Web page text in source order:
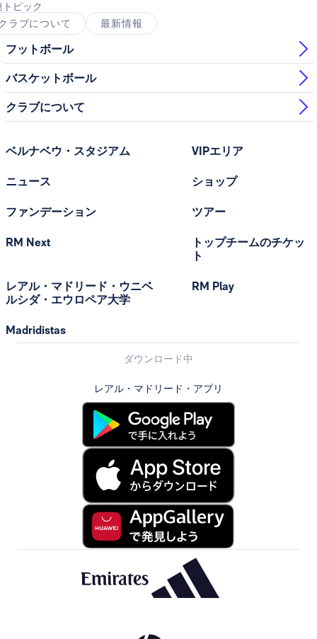
トピック
ラブについて
最新情報
フットボール
バスケットボール
クラブについて
ベルナベウ・スタジアム
ニュース
ファンデーション
RM Next
レアル・マドリード・ウニベ
ルシダ・エウロペア大学
Madridistas
VIPエリア
ショップ
ツアー
トップチームのチケッ
ト
RM Play
ダウンロード中
レアル・マドリード・アプリ